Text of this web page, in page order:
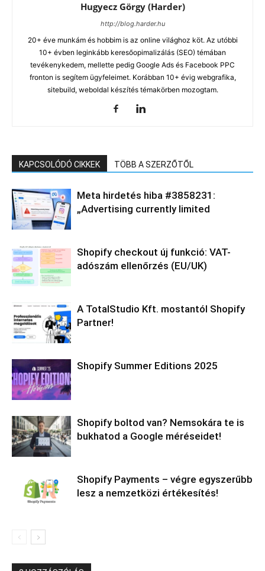
Hugyecz Görgy (Harder)
http://blog.harder.hu
20+ éve munkám és hobbim is az online világhoz köt. Az utóbbi
10+ évben leginkább keresőopimalizálás (SEO) témában
tevékenykedem, mellette pedig Google Ads és Facebook PPC
fronton is segítem ügyfeleimet. Korábban 10+ évig webgrafika,
sitebuild, weboldal készítés témakörben mozogtam.
KAPCSOLÓDÓ CIKKEK TÖBB A SZERZŐTŐL
Meta hirdetés hiba #3858231:
„Advertising currently limited
Shopify checkout új funkció: VAT-
adószám ellenőrzés (EU/UK)
A TotalStudio Kft. mostantól Shopify
Partner!
Shopify Summer Editions 2025
Shopify boltod van? Nemsokára te is
bukhatod a Google méréseidet!
Shopify Payments – végre egyszerűbb
lesz a nemzetközi értékesítés!